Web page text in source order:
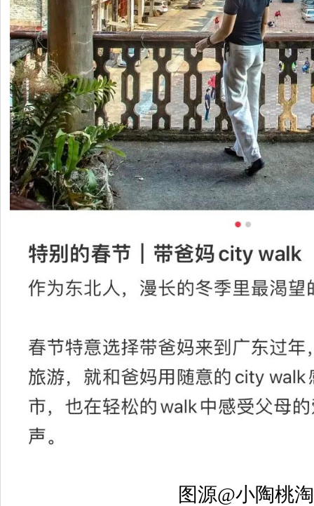
图源@小陶桃